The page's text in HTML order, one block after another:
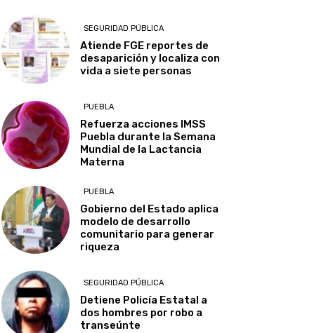
SEGURIDAD PÚBLICA
Atiende FGE reportes de
desaparición y localiza con
vida a siete personas
PUEBLA
Refuerza acciones IMSS
Puebla durante la Semana
Mundial de la Lactancia
Materna
PUEBLA
Gobierno del Estado aplica
modelo de desarrollo
comunitario para generar
riqueza
SEGURIDAD PÚBLICA
Detiene Policía Estatal a
dos hombres por robo a
transeúnte